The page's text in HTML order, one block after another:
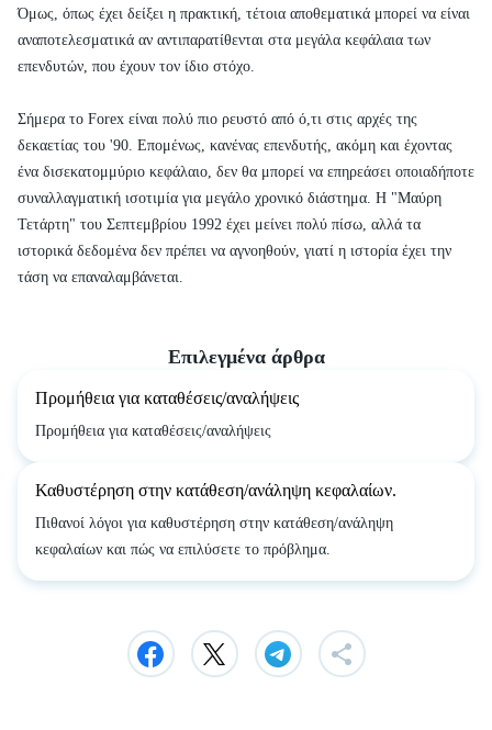
Όμως, όπως έχει δείξει η πρακτική, τέτοια αποθεματικά μπορεί να είναι
αναποτελεσματικά αν αντιπαρατίθενται στα μεγάλα κεφάλαια των
επενδυτών, που έχουν τον ίδιο στόχο.
Σήμερα το Forex είναι πολύ πιο ρευστό από ό,τι στις αρχές της
δεκαετίας του '90. Επομένως, κανένας επενδυτής, ακόμη και έχοντας
ένα δισεκατομμύριο κεφάλαιο, δεν θα μπορεί να επηρεάσει οποιαδήποτε
συναλλαγματική ισοτιμία για μεγάλο χρονικό διάστημα. Η "Μαύρη
Τετάρτη" του Σεπτεμβρίου 1992 έχει μείνει πολύ πίσω, αλλά τα
ιστορικά δεδομένα δεν πρέπει να αγνοηθούν, γιατί η ιστορία έχει την
τάση να επαναλαμβάνεται.
Επιλεγμένα άρθρα
Προμήθεια για καταθέσεις/αναλήψεις
Προμήθεια για καταθέσεις/αναλήψεις
Καθυστέρηση στην κατάθεση/ανάληψη κεφαλαίων.
Πιθανοί λόγοι για καθυστέρηση στην κατάθεση/ανάληψη
κεφαλαίων και πώς να επιλύσετε το πρόβλημα.